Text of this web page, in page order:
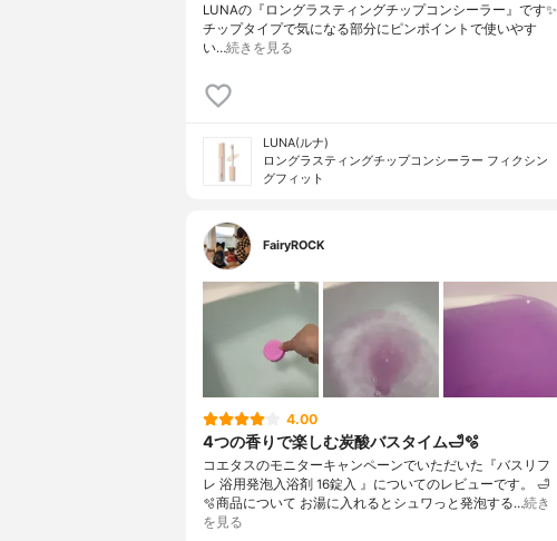
LUNAの『ロングラスティングチップコンシーラー』です✨
チップタイプで気になる部分にピンポイントで使いやす
い…続きを見る
LUNA(ルナ)
ロングラスティングチップコンシーラー フィクシン
グフィット
FairyROCK
4.00
4つの香りで楽しむ炭酸バスタイム🛁🫧
コエタスのモニターキャンペーンでいただいた『バスリフ
レ 浴用発泡入浴剤 16錠入 』についてのレビューです。 🛁
🫧商品について お湯に入れるとシュワっと発泡する…続き
を見る